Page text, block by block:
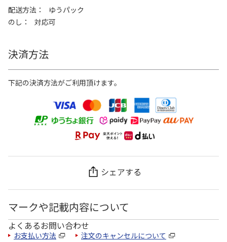
配送方法
ゆうパック
のし
対応可
決済方法
下記の決済方法がご利用頂けます。
シェアする
マークや記載内容について
よくあるお問い合わせ
お支払い方法 注文のキャンセルについて